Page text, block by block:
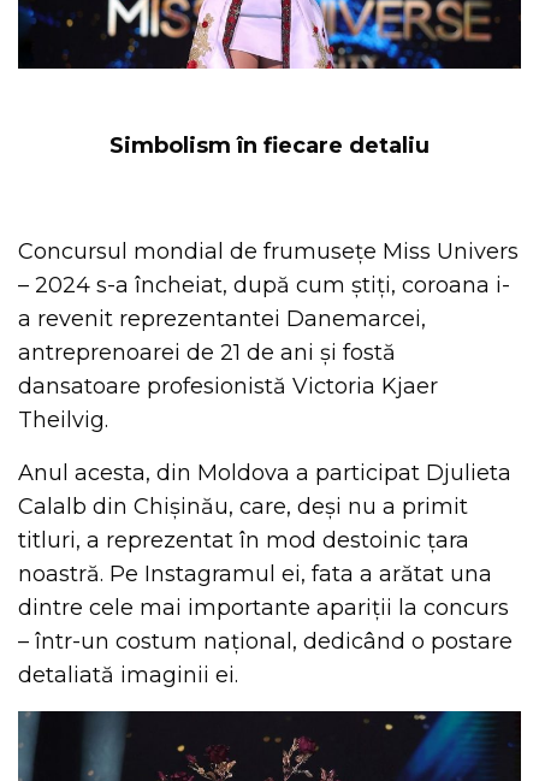
Simbolism în fiecare detaliu
Concursul mondial de frumusețe Miss Univers
– 2024 s-a încheiat, după cum știți, coroana i-
a revenit reprezentantei Danemarcei,
antreprenoarei de 21 de ani și fostă
dansatoare profesionistă Victoria Kjaer
Theilvig.
Anul acesta, din Moldova a participat Djulieta
Calalb din Chișinău, care, deși nu a primit
titluri, a reprezentat în mod destoinic țara
noastră. Pe Instagramul ei, fata a arătat una
dintre cele mai importante apariții la concurs
– într-un costum național, dedicând o postare
detaliată imaginii ei.